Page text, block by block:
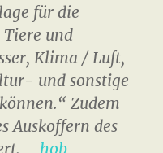
für die
Tiere und
Klima / Luft,
und sonstige
Zudem
Auskoffern des
hob